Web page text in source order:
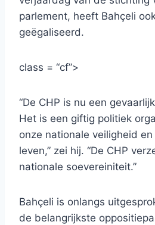
parlement, heeft Bahçeli
geëgaliseerd.
class = “cf”>
“De CHP is nu een
Het is een giftig politiek
onze nationale veiligheid
leven,” zei hij. “De CHP
nationale soevereiniteit.”
Bahçeli is onlangs
de belangrijkste